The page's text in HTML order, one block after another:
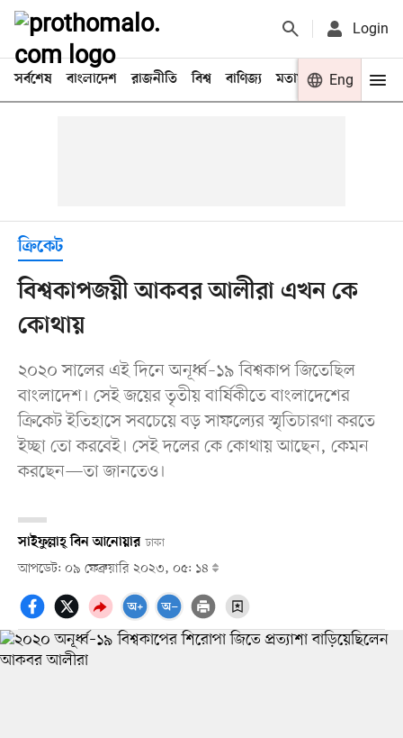
Login
সর্বশেষ বাংলাদেশ রাজনীতি বিশ্ব বাণিজ্য মতামত খেলা
Eng
ক্রিকেট
বিশ্বকাপজয়ী আকবর আলীরা এখন কে
কোথায়
২০২০ সালের এই দিনে অনূর্ধ্ব–১৯ বিশ্বকাপ জিতেছিল
বাংলাদেশ। সেই জয়ের তৃতীয় বার্ষিকীতে বাংলাদেশের
ক্রিকেট ইতিহাসে সবচেয়ে বড় সাফল্যের স্মৃতিচারণা করতে
ইচ্ছা তো করবেই। সেই দলের কে কোথায় আছেন, কেমন
করছেন—তা জানতেও।
সাইফুল্লাহ্ বিন আনোয়ার ঢাকা
আপডেট: ০৯ ফেব্রুয়ারি ২০২৩, ০৫: ১৪